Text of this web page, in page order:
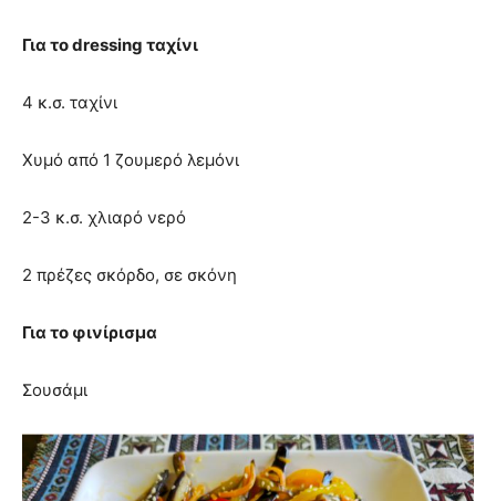
Για το dressing ταχίνι
4 κ.σ. ταχίνι
Χυμό από 1 ζουμερό λεμόνι
2-3 κ.σ. χλιαρό νερό
2 πρέζες σκόρδο, σε σκόνη
Για το φινίρισμα
Σουσάμι